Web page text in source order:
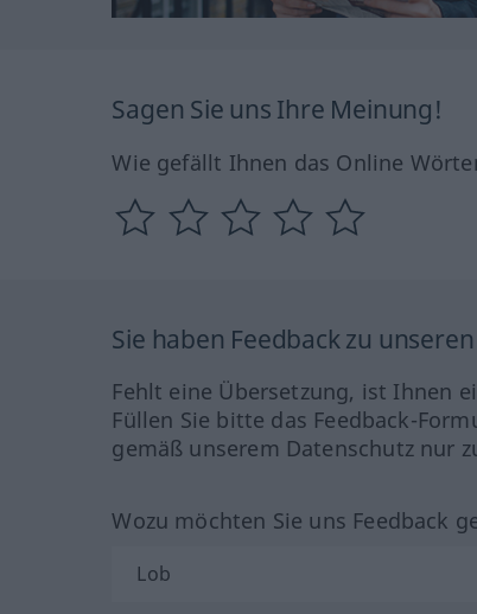
Sagen Sie uns Ihre Meinung!
Wie gefällt Ihnen das Online
Sie haben Feedback zu
Fehlt eine Übersetzung, ist Ihnen
Füllen Sie bitte das Feedback-
gemäß unserem Datenschutz nur
Wozu möchten Sie uns Feedback